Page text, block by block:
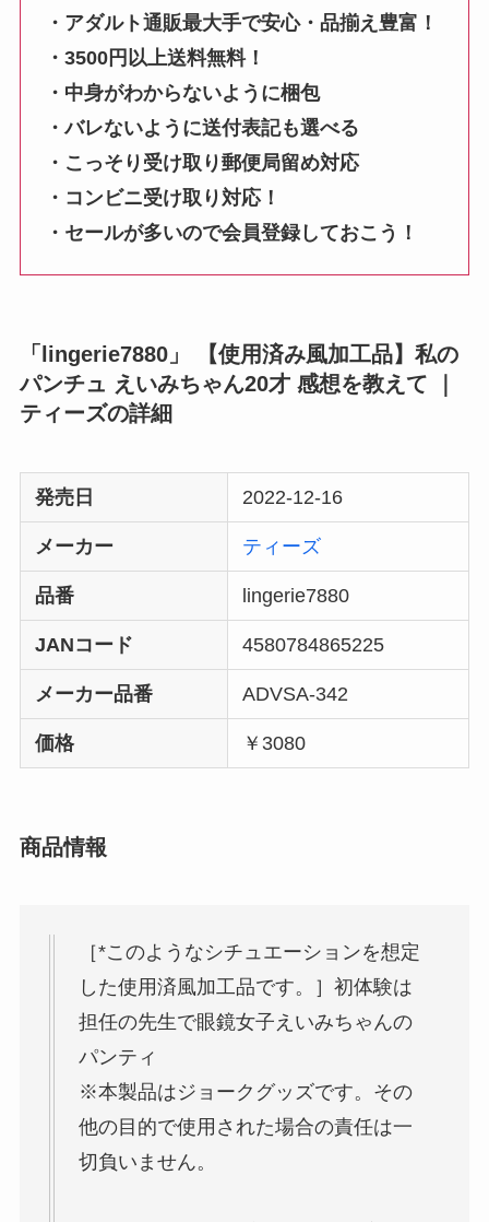
・アダルト通販最大手で安心・品揃え豊富！
・3500円以上送料無料！
・中身がわからないように梱包
・バレないように送付表記も選べる
・こっそり受け取り郵便局留め対応
・コンビニ受け取り対応！
・セールが多いので会員登録しておこう！
「lingerie7880」 【使用済み風加工品】私の
パンチュ えいみちゃん20才 感想を教えて ｜
ティーズの詳細
発売日 2022-12-16
メーカー ティーズ
品番 lingerie7880
JANコード 4580784865225
メーカー品番 ADVSA-342
価格 ￥3080
商品情報
［*このようなシチュエーションを想定
した使用済風加工品です。］初体験は
担任の先生で眼鏡女子えいみちゃんの
パンティ
※本製品はジョークグッズです。その
他の目的で使用された場合の責任は一
切負いません。